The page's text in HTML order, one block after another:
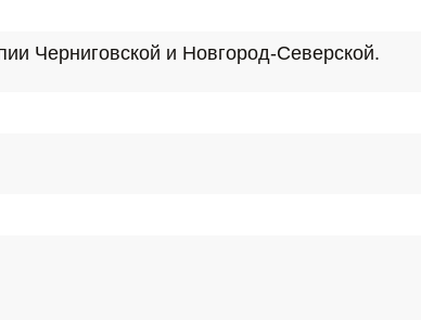
Черниговской и Новгород-Северской.